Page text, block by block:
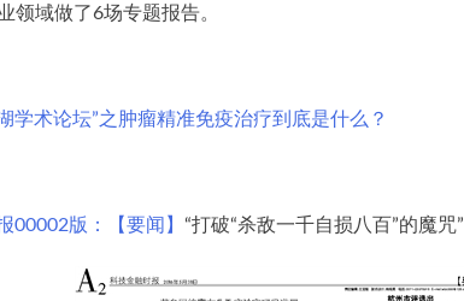
领域做了6场专题报告。
学术论坛”之肿瘤精准免疫治疗到底是什么？
00002版：【要闻】 “打破“杀敌一千自损八百”的魔咒”